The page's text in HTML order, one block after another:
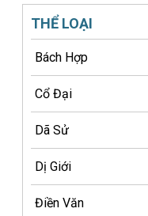
THỂ LOẠI
Bách Hợp
Cổ Đại
Dã Sử
Dị Giới
Điền Văn